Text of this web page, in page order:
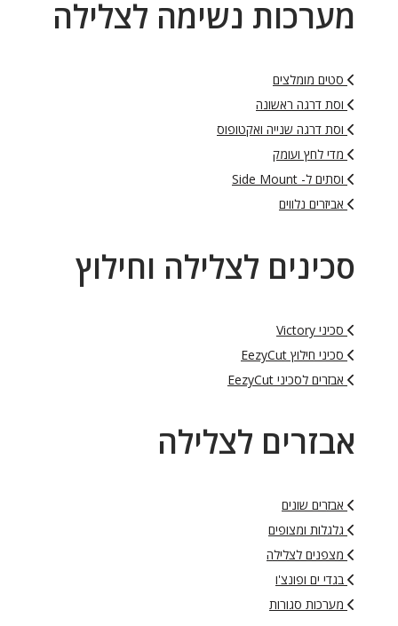
נשימה לצלילה
סטים מומלצים
וסת דרגה ראשונה
וסת דרגה שנייה ואקטופוס
מדי לחץ ועומק
וסתים ל- Side Mount
אביזרים נלווים
לצלילה וחילוץ
סכיני חילוץ EezyCut
אבזרים לסכיני EezyCut
לצלילה
אבזרים שונים
גלגלות ומצופים
מצפנים לצלילה
בגדי ים ופונצ'ו
מערכות סגורות